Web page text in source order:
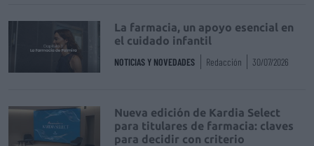
La farmacia, un apoyo esencial en
el cuidado infantil
NOTICIAS Y NOVEDADES Redacción 30/07/2026
Nueva edición de Kardia Select
para titulares de farmacia: claves
para decidir con criterio